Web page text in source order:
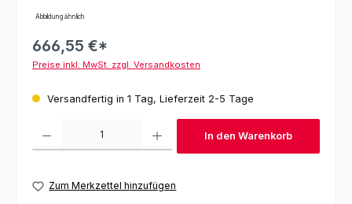
Abbildung ähnlich
666,55 €*
Preise inkl. MwSt. zzgl. Versandkosten
Versandfertig in 1 Tag, Lieferzeit 2-5 Tage
In den Warenkorb
Zum Merkzettel hinzufügen